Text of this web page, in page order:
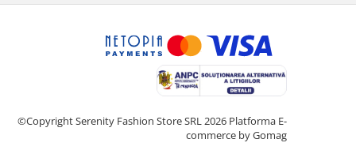
©Copyright Serenity Fashion Store SRL 2026 Platforma E-
commerce by Gomag